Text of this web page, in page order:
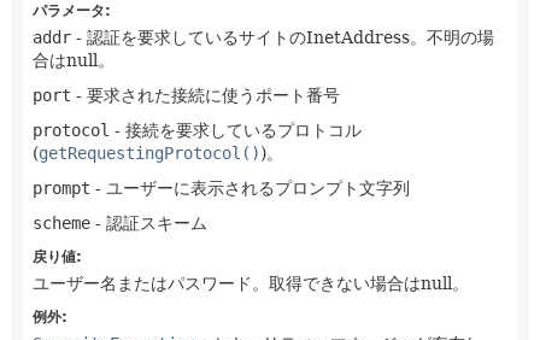
パラメータ:
addr - 認証を要求しているサイトのInetAddress。不明の場
合はnull。
port - 要求された接続に使うポート番号
protocol - 接続を要求しているプロトコル
(getRequestingProtocol())。
prompt - ユーザーに表示されるプロンプト文字列
scheme - 認証スキーム
戻り値:
ユーザー名またはパスワード。取得できない場合はnull。
例外: